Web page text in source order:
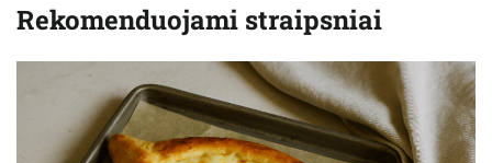
Rekomenduojami straipsniai